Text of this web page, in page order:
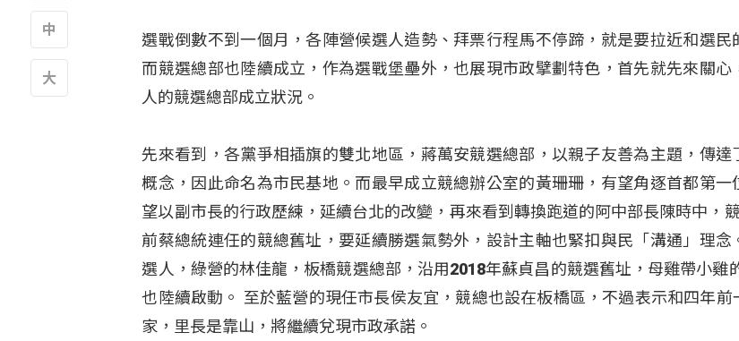
選戰倒數不到一個月，各陣營候選人造勢、拜票行程馬不停蹄，就是要拉近和選民
而競選總部也陸續成立，作為選戰堡壘外，也展現市政擘劃特色，首先就先來關心
人的競選總部成立狀況。
先來看到，各黨爭相插旗的雙北地區，蔣萬安競選總部，以親子友善為主題，傳達
概念，因此命名為市民基地。而最早成立競總辦公室的黃珊珊，有望角逐首都第一
望以副市長的行政歷練，延續台北的改變，再來看到轉換跑道的阿中部長陳時中，
前蔡總統連任的競總舊址，要延續勝選氣勢外，設計主軸也緊扣與民「溝通」理念
選人，綠營的林佳龍，板橋競選總部，沿用2018年蘇貞昌的競選舊址，母雞帶小雞
也陸續啟動。 至於藍營的現任市長侯友宜，競總也設在板橋區，不過表示和四年前
家，里長是靠山，將繼續兌現市政承諾。